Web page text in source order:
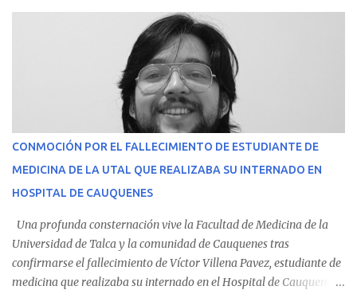
CONMOCIÓN POR EL FALLECIMIENTO DE ESTUDIANTE DE
MEDICINA DE LA UTAL QUE REALIZABA SU INTERNADO EN
HOSPITAL DE CAUQUENES
Una profunda consternación vive la Facultad de Medicina de la
Universidad de Talca y la comunidad de Cauquenes tras
confirmarse el fallecimiento de Víctor Villena Pavez, estudiante de
medicina que realizaba su internado en el Hospital de Cauquenes.